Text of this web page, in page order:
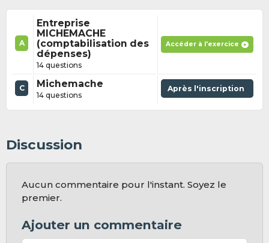
A
Entreprise
MICHEMACHE
(comptabilisation des
dépenses)
14 questions
Accéder à l'exercice
C Michemache
14 questions
Après l'inscription
Discussion
Aucun commentaire pour l'instant. Soyez le
premier.
Ajouter un commentaire